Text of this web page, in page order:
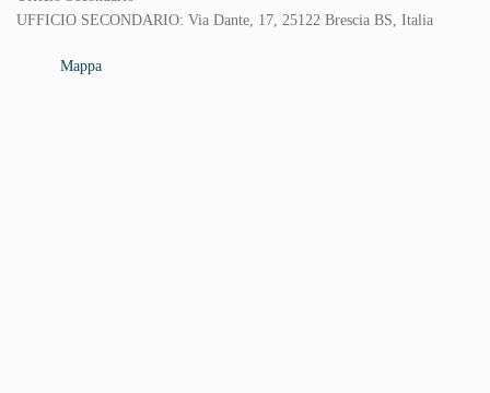
UFFICIO SECONDARIO: Via Dante, 17, 25122 Brescia BS, Italia
Mappa